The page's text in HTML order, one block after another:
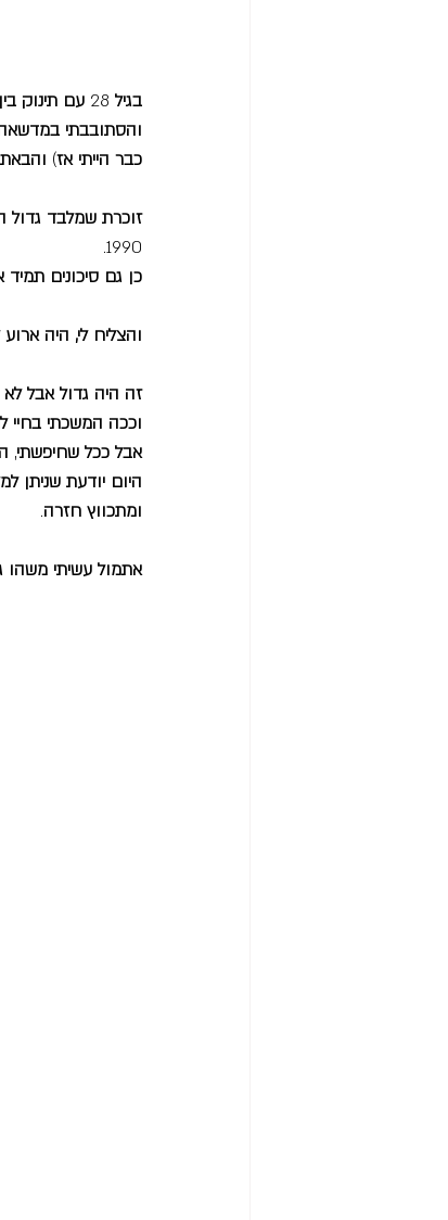
בגיל עם תינוק
והסתובבתי
כבר הייתי אז)
זוכרת שמלבד גדול
1990.
כן גם סיכונים תמיד
והצליח לי, היה
זה היה גדול אבל
וככה המשכתי
אבל ככל שחיפשתי,
היום יודעת שניתן
ומתכווץ חזרה.
אתמול עשיתי משהו